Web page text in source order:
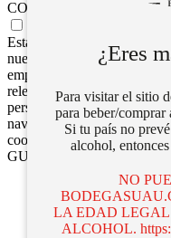
COOKIES DIRIGIDAS
Estas cookies pueden ser
nuestros socios publicitarios.
empresas para crear un
relevantes en otros sitios.
personal, sino que se
navegador y dispositivo de
cookies, verá menos
GUARDAR Y ACEPTAR
¿Eres
Para visitar el sitio
para beber/comprar
Si tu país no
alcohol,
NO
LA EDAD LEGAL
ALCOHOL.